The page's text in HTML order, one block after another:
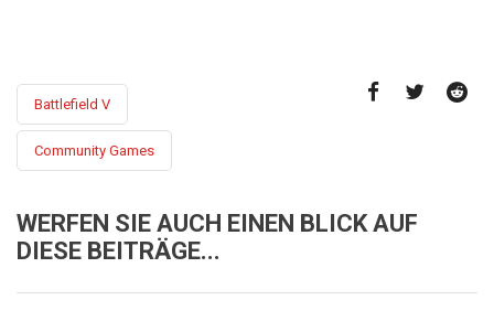
Battlefield V
Community Games
WERFEN SIE AUCH EINEN BLICK AUF
DIESE BEITRÄGE...